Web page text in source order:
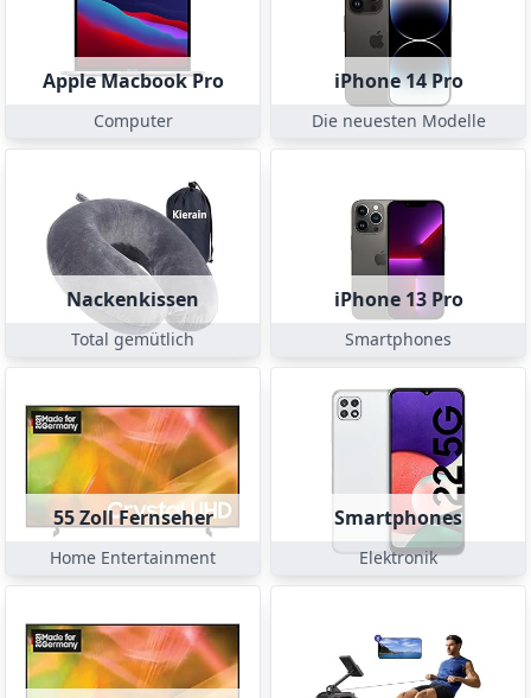
Apple Macbook Pro
Computer
iPhone 14 Pro
Die neuesten Modelle
Nackenkissen
Total gemütlich
iPhone 13 Pro
Smartphones
55 Zoll Fernseher
Home Entertainment
Smartphones
Elektronik